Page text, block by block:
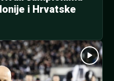
i Hrvatske